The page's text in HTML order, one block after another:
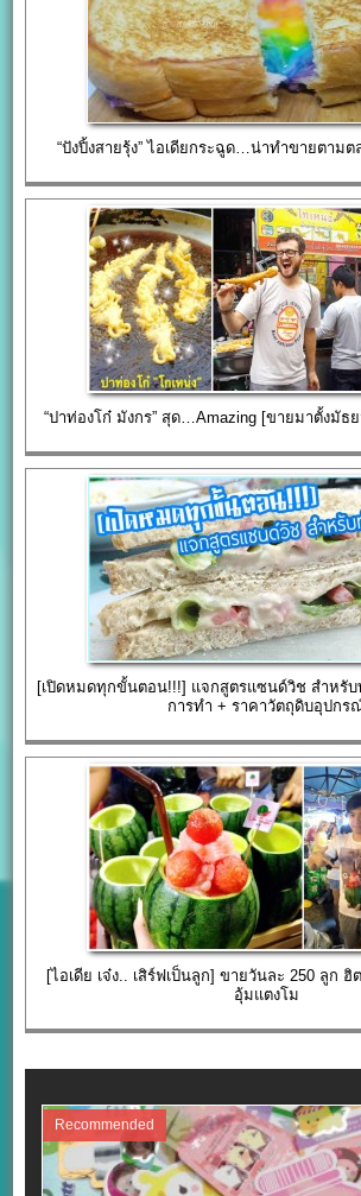
“ปังปิ้งสายรุ้ง” ไอเดียกระฉูด…น่าทำขายตาม
“ปาท่องโก๋ มังกร” สุด…Amazing [ขายมาตั้งมั
[เปิดหมดทุกขั้นตอน!!!] แจกสูตรแซนด์วิช สำหรั
การทำ + ราคาวัตถุดิบอุปกร
[ไอเดีย เจ๋ง.. เสิร์ฟเป็นลูก] ขายวันละ 250 ลูก ฮิ
อุ้มแตงโม
Recommended